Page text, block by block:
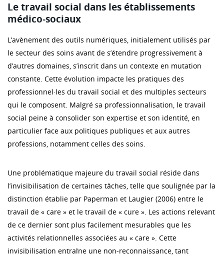
Le travail social dans les établissements
médico-sociaux
L’avènement des outils numériques, initialement utilisés par
le secteur des soins avant de s’étendre progressivement à
d’autres domaines, s’inscrit dans un contexte en mutation
constante. Cette évolution impacte les pratiques des
professionnel·les du travail social et des multiples secteurs
qui le composent. Malgré sa professionnalisation, le travail
social peine à consolider son expertise et son identité, en
particulier face aux politiques publiques et aux autres
professions, notamment celles des soins.
Une problématique majeure du travail social réside dans
l’invisibilisation de certaines tâches, telle que soulignée par la
distinction établie par Paperman et Laugier (2006) entre le
travail de « care » et le travail de « cure ». Les actions relevant
de ce dernier sont plus facilement mesurables que les
activités relationnelles associées au « care ». Cette
invisibilisation entraîne une non-reconnaissance, tant